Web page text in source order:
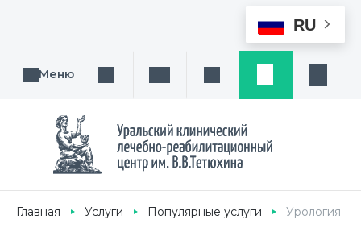
RU
Меню Поиск услуги, направления или врача
Написать намЗаказ звонка
Главная Услуги Популярные услуги Урология